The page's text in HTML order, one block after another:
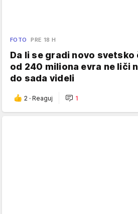
FOTO PRE 18 H
Da li se gradi novo svetsko
od 240 miliona evra ne liči
do sada videli
2 · Reaguj 1